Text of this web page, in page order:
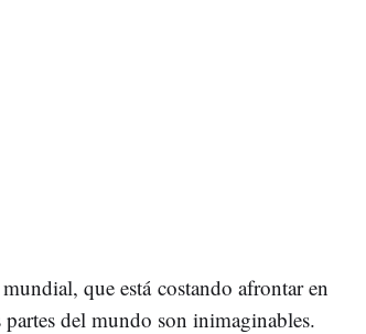
que está costando afrontar en
del mundo son inimaginables.